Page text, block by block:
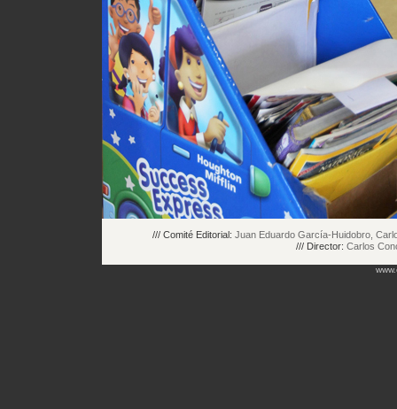
/// Comité Editorial: Juan Eduardo García-Huidobro,
/// Director: Carlos